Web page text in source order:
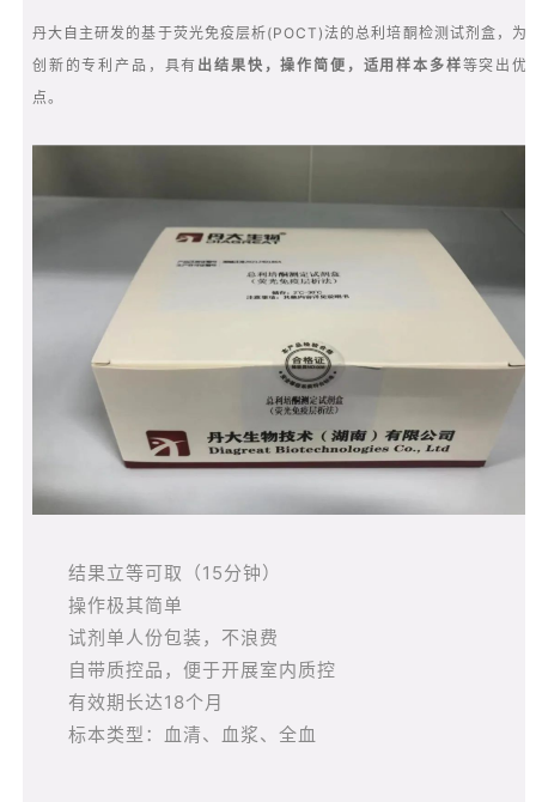
丹大自主研发的基于荧光免疫层析(POCT)法的总利培酮检测试剂盒，为
创新的专利产品，具有 出结果快，操作简便，适用样本多样等突出优
点。
结果立等可取（15分钟）
操作极其简单
试剂单人份包装，不浪费
自带质控品，便于开展室内质控
有效期长达18个月
标本类型：血清、血浆、全血